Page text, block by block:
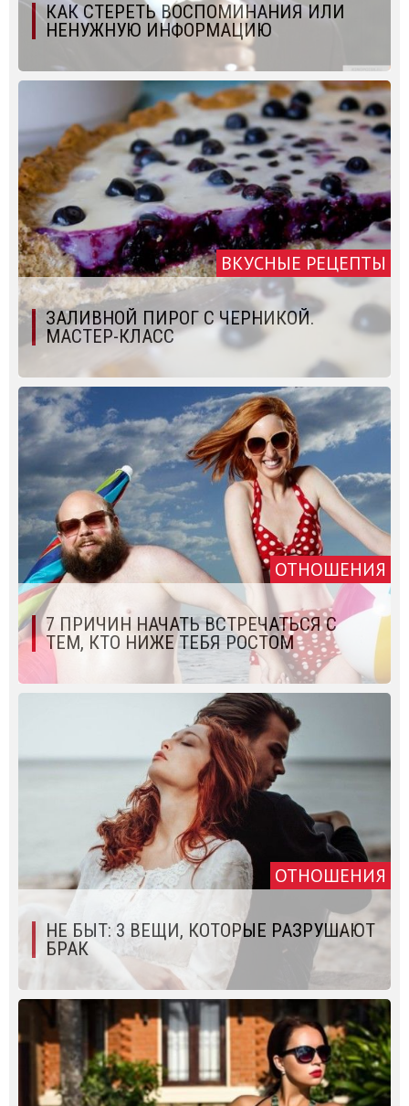
КАК СТЕРЕТЬ ВОСПОМИНАНИЯ ИЛИ
НЕНУЖНУЮ ИНФОРМАЦИЮ
ВКУСНЫЕ РЕЦЕПТЫ
ЗАЛИВНОЙ ПИРОГ С ЧЕРНИКОЙ.
МАСТЕР-КЛАСС
ОТНОШЕНИЯ
7 ПРИЧИН НАЧАТЬ ВСТРЕЧАТЬСЯ С
ТЕМ, КТО НИЖЕ ТЕБЯ РОСТОМ
ОТНОШЕНИЯ
НЕ БЫТ: 3 ВЕЩИ, КОТОРЫЕ РАЗРУШАЮТ
БРАК